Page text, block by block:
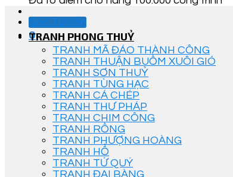
Góc Tư Vấn
0
TRANH PHONG THUỶ
TRANH MÃ ĐÁO THÀNH CÔNG
TRANH THUẬN BUỒM XUÔI GIÓ
TRANH SƠN THUỶ
TRANH TÙNG HẠC
TRANH CÁ CHÉP
TRANH THƯ PHÁP
TRANH CHIM CÔNG
TRANH RỒNG
TRANH PHƯỢNG HOÀNG
TRANH HỔ
TRANH TỨ QUÝ
TRANH ĐẠI BÀNG